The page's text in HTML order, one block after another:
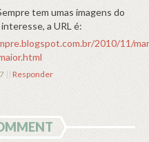
tem umas imagens do
a URL é:
2010/11/
|| Responder